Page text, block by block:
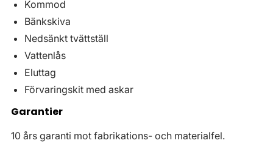
Kommod
Bänkskiva
Nedsänkt tvättställ
Vattenlås
Eluttag
Förvaringskit med askar
Garantier
10 års garanti mot fabrikations- och materialfel.